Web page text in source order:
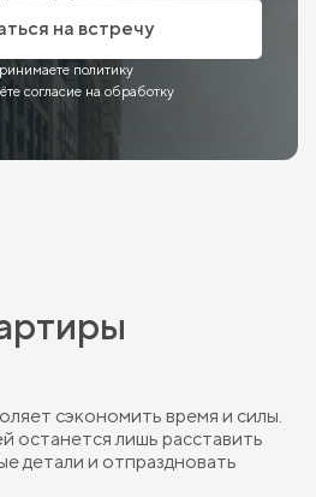
на встречу
политику
согласие на обработку
сэкономить время и силы.
останется лишь расставить
детали и отпраздновать